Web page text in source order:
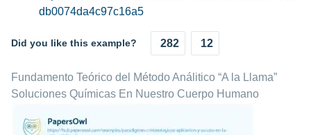
db0074da4c97c16a5
Did you like this example? 282 12
Fundamento Teórico del Método Análitico “A la Llama”
Soluciones Químicas En Nuestro Cuerpo Humano